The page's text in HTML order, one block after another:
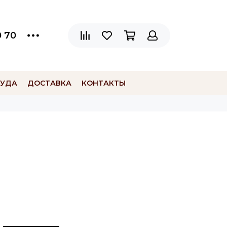
70
ДОСТАВКА КОНТАКТЫ